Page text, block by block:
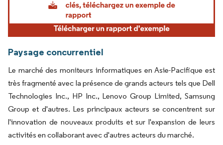
Paysage concurrentiel
Le marché des moniteurs informatiques en Asie-Pacifique est
très fragmenté avec la présence de grands acteurs tels que Dell
Technologies Inc., HP Inc., Lenovo Group Limited, Samsung
Group et d'autres. Les principaux acteurs se concentrent sur
l'innovation de nouveaux produits et sur l'expansion de leurs
activités en collaborant avec d'autres acteurs du marché.